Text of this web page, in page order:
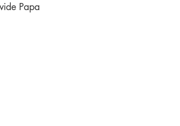
Papa